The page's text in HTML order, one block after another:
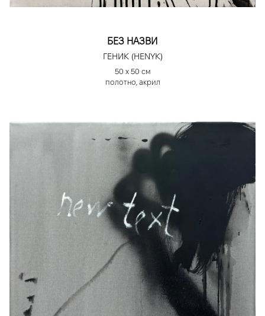
БЕЗ НАЗВИ
ГЕНИК (HENYK)
50 х 50 см
полотно, акрил